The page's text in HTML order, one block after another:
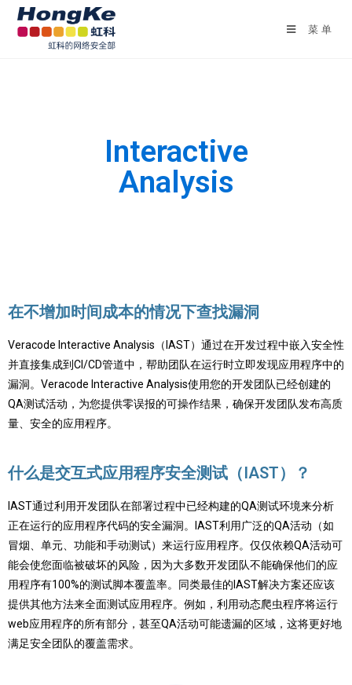
菜单
Interactive
Analysis
在不增加时间成本的情况下查找漏洞
Veracode Interactive Analysis（IAST）通过在开发过程中嵌入安全性
并直接集成到CI/CD管道中，帮助团队在运行时立即发现应用程序中的
漏洞。Veracode Interactive Analysis使用您的开发团队已经创建的
QA测试活动，为您提供零误报的可操作结果，确保开发团队发布高质
量、安全的应用程序。
什么是交互式应用程序安全测试（IAST）？
IAST通过利用开发团队在部署过程中已经构建的QA测试环境来分析
正在运行的应用程序代码的安全漏洞。IAST利用广泛的QA活动（如
冒烟、单元、功能和手动测试）来运行应用程序。仅仅依赖QA活动可
能会使您面临被破坏的风险，因为大多数开发团队不能确保他们的应
用程序有100%的测试脚本覆盖率。同类最佳的IAST解决方案还应该
提供其他方法来全面测试应用程序。例如，利用动态爬虫程序将运行
web应用程序的所有部分，甚至QA活动可能遗漏的区域，这将更好地
满足安全团队的覆盖需求。